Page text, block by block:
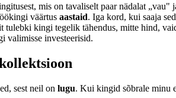
mis on tavaliselt paar nädalat „vau"
väärtus aastaid. Iga kord, kui saaja
tulebki kingi tegelik tähendus, mitte hind,
valimisse investeerisid.
sest neil on lugu. Kui kingid sõbrale minu